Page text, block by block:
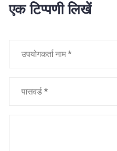
एक टिप्पणी लिखें